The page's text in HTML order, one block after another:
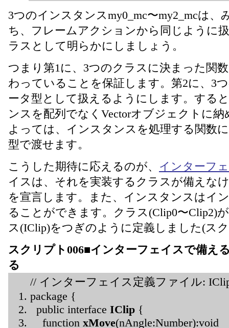
3つのインスタンスmy0_mc〜my2_mcは、
ち、フレームアクションから同じように
ラスとして明らかにしましょう。
つまり第1に、3つのクラスに決まった関
わっていることを保証します。第2に、3
ータ型として扱えるようにします。する
ンスを配列でなくVectorオブジェクトに
よっては、インスタンスを処理する関数
型で渡せます。
こうした期待に応えるのが、 インターフ
イスは、それを実装するクラスが備えな
を宣言します。また、インスタンスはイ
ることができます。クラス(Clip0〜Clip2)
ス(IClip)をつぎのように定義しました(ス
スクリプト006■インターフェイスで備え
る
// インターフェイス定義ファイル:
package {
public interface IClip {
function xMove(nAngle:Number):void